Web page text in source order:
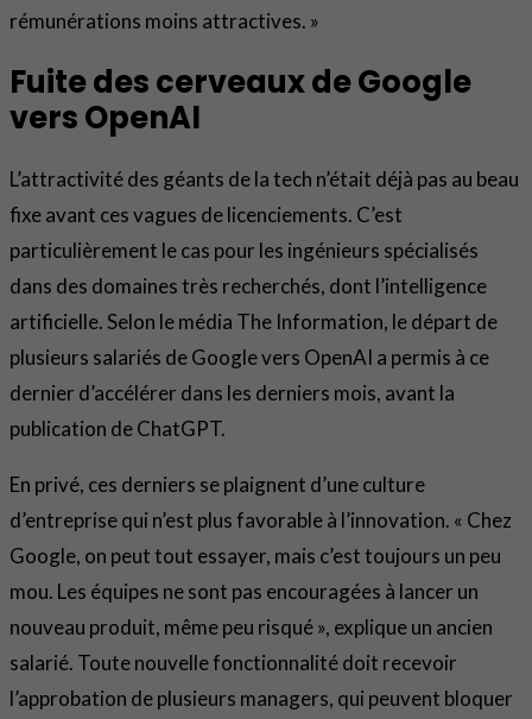
rémunérations moins attractives. »
Fuite des cerveaux de Google
vers OpenAI
L’attractivité des géants de la tech n’était déjà pas au beau
fixe avant ces vagues de licenciements. C’est
particulièrement le cas pour les ingénieurs spécialisés
dans des domaines très recherchés, dont l’intelligence
artificielle. Selon le média The Information, le départ de
plusieurs salariés de Google vers OpenAI a permis à ce
dernier d’accélérer dans les derniers mois, avant la
publication de ChatGPT.
En privé, ces derniers se plaignent d’une culture
d’entreprise qui n’est plus favorable à l’innovation. « Chez
Google, on peut tout essayer, mais c’est toujours un peu
mou. Les équipes ne sont pas encouragées à lancer un
nouveau produit, même peu risqué », explique un ancien
salarié. Toute nouvelle fonctionnalité doit recevoir
l’approbation de plusieurs managers, qui peuvent bloquer